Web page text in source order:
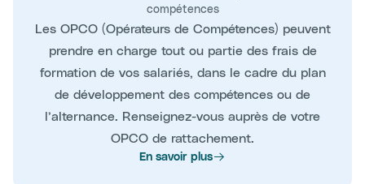
compétences
Les OPCO (Opérateurs de Compétences) peuvent
prendre en charge tout ou partie des frais de
formation de vos salariés, dans le cadre du plan
de développement des compétences ou de
l’alternance. Renseignez-vous auprès de votre
OPCO de rattachement.
En savoir plus